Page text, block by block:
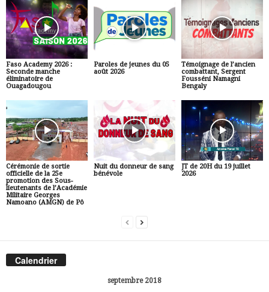
Faso Academy 2026 :
Seconde manche
éliminatoire de
Ouagadougou
Paroles de jeunes du 05
août 2026
Témoignage de l’ancien
combattant, Sergent
Fousséni Namagni
Bengaly
Cérémonie de sortie
officielle de la 25e
promotion des Sous-
lieutenants de l’Académie
Militaire Georges
Namoano (AMGN) de Pô
Nuit du donneur de sang
bénévole
JT de 20H du 19 juillet
2026
Calendrier
septembre 2018